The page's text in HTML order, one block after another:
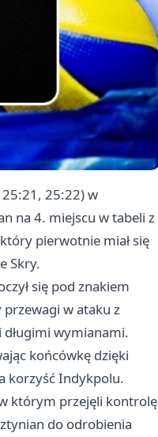
25:22) w
na 4. miejscu w tabeli z
pierwotnie miał się
Skry.
się pod znakiem
przewagi w ataku z
długimi wymianami.
końcówkę dzięki
korzyść Indykpolu.
którym przejęli kontrolę
do odrobienia